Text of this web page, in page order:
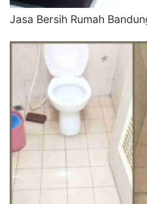
Jasa Bersih Rumah